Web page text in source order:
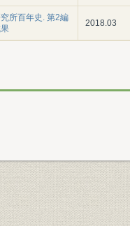
所百年史. 第2編
2018.03